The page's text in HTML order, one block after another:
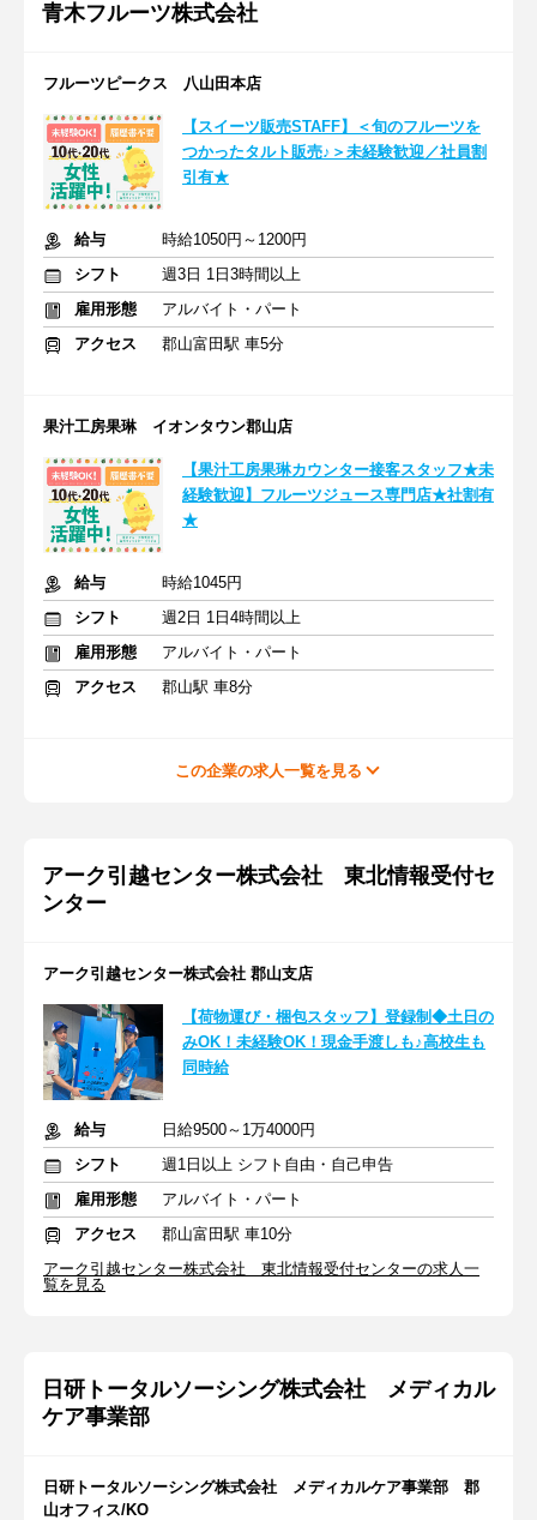
青木フルーツ株式会社
フルーツピークス 八山田本店
【スイーツ販売STAFF】＜旬のフルーツを
つかったタルト販売♪＞未経験歓迎／社員割
引有★
給与
時給1050円～1200円
シフト
週3日 1日3時間以上
雇用形態
アルバイト・パート
アクセス
郡山富田駅 車5分
果汁工房果琳 イオンタウン郡山店
【果汁工房果琳カウンター接客スタッフ★未
経験歓迎】フルーツジュース専門店★社割有
★
給与
時給1045円
シフト
週2日 1日4時間以上
雇用形態
アルバイト・パート
アクセス
郡山駅 車8分
この企業の求人一覧を見る
アーク引越センター株式会社 東北情報受付セ
ンター
アーク引越センター株式会社 郡山支店
【荷物運び・梱包スタッフ】登録制◆土日の
みOK！未経験OK！現金手渡しも♪高校生も
同時給
給与
日給9500～1万4000円
シフト
週1日以上 シフト自由・自己申告
雇用形態
アルバイト・パート
アクセス
郡山富田駅 車10分
アーク引越センター株式会社 東北情報受付センターの求人一
覧を見る
日研トータルソーシング株式会社 メディカル
ケア事業部
日研トータルソーシング株式会社 メディカルケア事業部 郡
山オフィス/KO